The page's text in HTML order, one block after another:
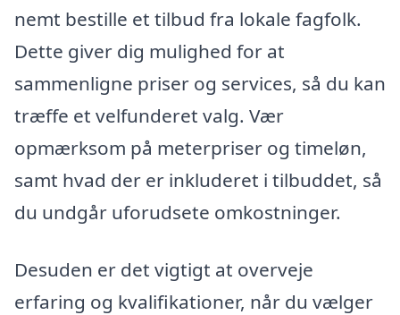
nemt bestille et tilbud fra lokale fagfolk.
Dette giver dig mulighed for at
sammenligne priser og services, så du kan
træffe et velfunderet valg. Vær
opmærksom på meterpriser og timeløn,
samt hvad der er inkluderet i tilbuddet, så
du undgår uforudsete omkostninger.
Desuden er det vigtigt at overveje
erfaring og kvalifikationer, når du vælger